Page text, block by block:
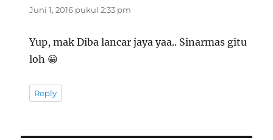
Juni 1, 2016 pukul 2:33 pm
Yup, mak Diba lancar jaya yaa.. Sinarmas gitu
loh 😀
Reply